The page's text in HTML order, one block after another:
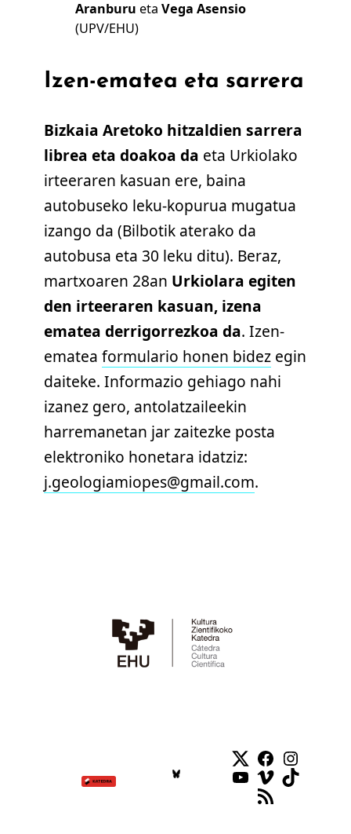
Aranburu eta Vega Asensio
(UPV/EHU)
Izen-ematea eta sarrera
Bizkaia Aretoko hitzaldien sarrera
librea eta doakoa da eta Urkiolako
irteeraren kasuan ere, baina
autobuseko leku-kopurua mugatua
izango da (Bilbotik aterako da
autobusa eta 30 leku ditu). Beraz,
martxoaren 28an Urkiolara egiten
den irteeraren kasuan, izena
ematea derrigorrezkoa da. Izen-
ematea formulario honen bidez egin
daiteke. Informazio gehiago nahi
izanez gero, antolatzaileekin
harremanetan jar zaitezke posta
elektroniko honetara idatziz:
j.geologiamiopes@gmail.com.
Twitter
Facebook
YouTube
VimeoTikTok
RSS Feed